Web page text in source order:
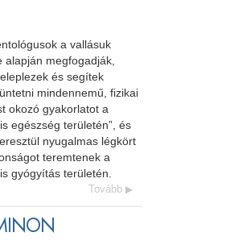
a vallásuk
alapján megfogadják,
és segítek
mindennemű, fizikai
okozó gyakorlatot a
egészség területén”, és
nyugalmas légkört
teremtenek a
gyógyítás területén.
Tovább